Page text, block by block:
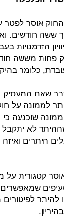
אוסר לפטר
ששה חודשים.
פחות מששה
כלומר
שאם המעסיק
לממונה על
שוכנעה כי
לא
היתרים
קטגורית
סעיפים